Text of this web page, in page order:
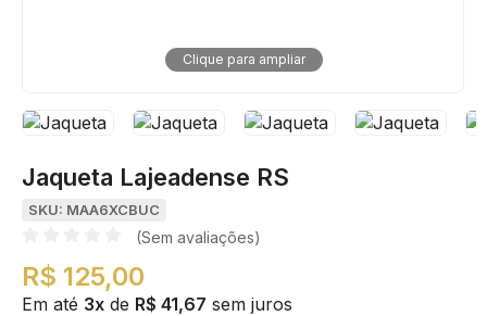
Clique para ampliar
Jaqueta Lajeadense RS
SKU: MAA6XCBUC
(Sem avaliações)
R$ 125,00
Em até 3x de R$ 41,67 sem juros